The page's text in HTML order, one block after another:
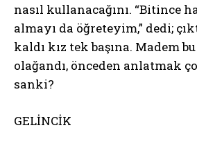
nasıl kullanacağını. “Bitince
almayı da öğreteyim,” dedi;
kaldı kız tek başına. Madem
olağandı, önceden anlatmak
sanki?
GELİNCİK